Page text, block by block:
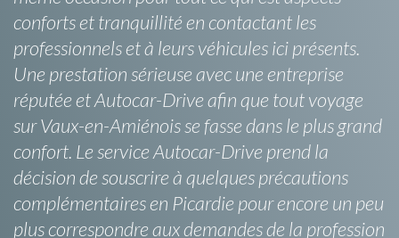
conforts et tranquillité en contactant les
professionnels et à leurs véhicules ici présents.
Une prestation sérieuse avec une entreprise
réputée et Autocar-Drive afin que tout voyage
sur Vaux-en-Amiénois se fasse dans le plus grand
confort. Le service Autocar-Drive prend la
décision de souscrire à quelques précautions
complémentaires en Picardie pour encore un peu
plus correspondre aux demandes de la profession